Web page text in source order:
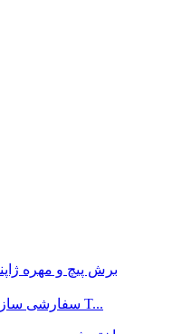
سفارشی سازی آسان فولاد آلیاژی ژاپنی T...